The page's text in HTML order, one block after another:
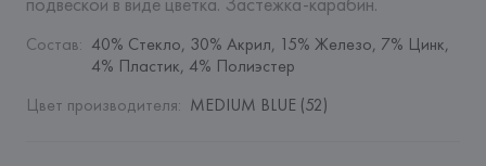
Состав: 40% Стекло, 30% Акрил, 15% Железо, 7% Цинк,
4% Пластик, 4% Полиэстер
Цвет производителя: MEDIUM BLUE (52)